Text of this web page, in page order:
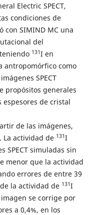
Electric SPECT,
condiciones de
con SIMIND MC una
del
131I en
antropomórfico como
SPECT
propósitos generales
de cristal
de las imágenes,
La actividad de 131I
SPECT simuladas sin
menor que la actividad
errores de entre 39
la actividad de 131I
se corrige por
a 0,4%, en los